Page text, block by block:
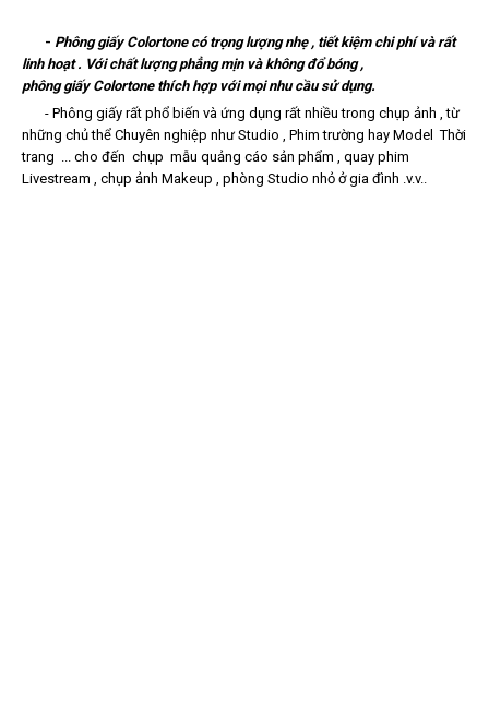
- Phông giấy Colortone có trọng lượng nhẹ , tiết kiệm chi phí và rất
linh hoạt . Với chất lượng phẳng mịn và không đổ bóng ,
phông giấy Colortone thích hợp với mọi nhu cầu sử dụng.
- Phông giấy rất phổ biến và ứng dụng rất nhiều trong chụp ảnh , từ
những chủ thể Chuyên nghiệp như Studio , Phim trường hay Model Thời
trang ... cho đến chụp mẫu quảng cáo sản phẩm , quay phim
Livestream , chụp ảnh Makeup , phòng Studio nhỏ ở gia đình .v.v..